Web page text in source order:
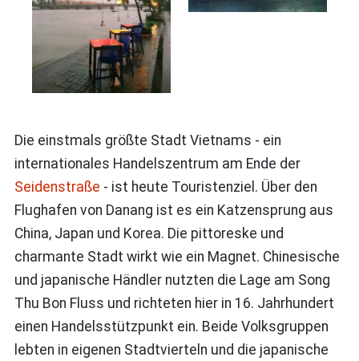
Die einstmals größte Stadt Vietnams - ein
internationales Handelszentrum am Ende der
Seidenstraße - ist heute Touristenziel. Über den
Flughafen von Danang ist es ein Katzensprung aus
China, Japan und Korea. Die pittoreske und
charmante Stadt wirkt wie ein Magnet. Chinesische
und japanische Händler nutzten die Lage am Song
Thu Bon Fluss und richteten hier in 16. Jahrhundert
einen Handelsstützpunkt ein. Beide Volksgruppen
lebten in eigenen Stadtvierteln und die japanische